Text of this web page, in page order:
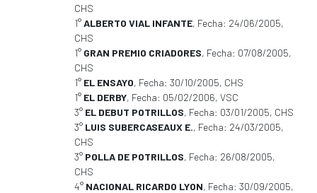
CHS
1°ALBERTO VIAL INFANTE, Fecha: 24/06/2005,
CHS
1° GRAN PREMIO CRIADORES, Fecha: 07/08/2005,
CHS
1° EL ENSAYO, Fecha: 30/10/2005, CHS
1° EL DERBY, Fecha: 05/02/2006, VSC
3° EL DEBUT POTRILLOS, Fecha: 03/01/2005, CHS
3° LUIS SUBERCASEAUX E., Fecha: 24/03/2005,
CHS
3° POLLA DE POTRILLOS, Fecha: 26/08/2005,
CHS
4° NACIONAL RICARDO LYON, Fecha: 30/09/2005,